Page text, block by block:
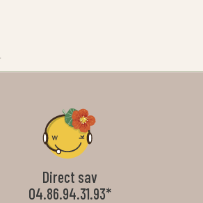
Direct sav
04.86.94.31.93*